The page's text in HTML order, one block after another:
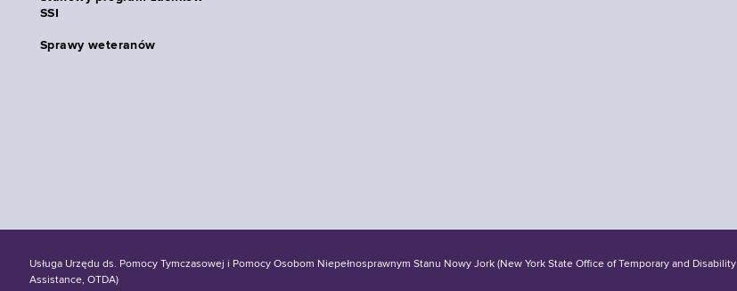
SSI
Sprawy weteranów
Usługa Urzędu ds. Pomocy Tymczasowej i Pomocy Osobom Niepełnosprawnym Stanu Nowy Jork (New York State Office of Temporary and Disability
Assistance, OTDA)